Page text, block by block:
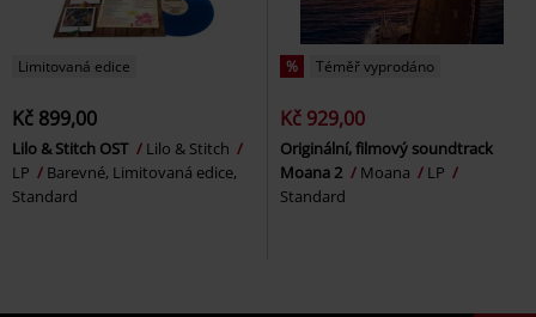
Limitovaná edice
Kč 899,00
Lilo & Stitch OST
Lilo & Stitch
LP
Barevné, Limitovaná edice,
Standard
% Téměř vyprodáno
Kč 929,00
Originální, filmový soundtrack
Moana 2
Moana
LP
Standard